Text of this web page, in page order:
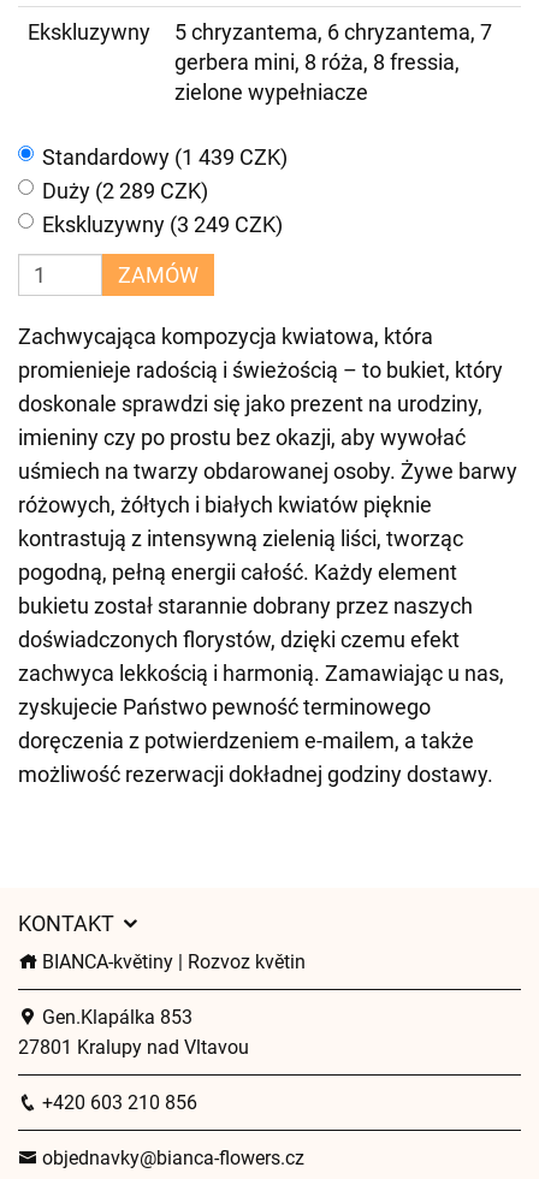
Ekskluzywny
5 chryzantema, 6 chryzantema, 7
gerbera mini, 8 róża, 8 fressia,
zielone wypełniacze
Standardowy (1 439 CZK)
Duży (2 289 CZK)
Ekskluzywny (3 249 CZK)
ZAMÓW
Zachwycająca kompozycja kwiatowa, która
promienieje radością i świeżością – to bukiet, który
doskonale sprawdzi się jako prezent na urodziny,
imieniny czy po prostu bez okazji, aby wywołać
uśmiech na twarzy obdarowanej osoby. Żywe barwy
różowych, żółtych i białych kwiatów pięknie
kontrastują z intensywną zielenią liści, tworząc
pogodną, pełną energii całość. Każdy element
bukietu został starannie dobrany przez naszych
doświadczonych florystów, dzięki czemu efekt
zachwyca lekkością i harmonią. Zamawiając u nas,
zyskujecie Państwo pewność terminowego
doręczenia z potwierdzeniem e-mailem, a także
możliwość rezerwacji dokładnej godziny dostawy.
KONTAKT
BIANCA-květiny | Rozvoz květin
Gen.Klapálka 853
27801 Kralupy nad Vltavou
+420 603 210 856
objednavky@bianca-flowers.cz